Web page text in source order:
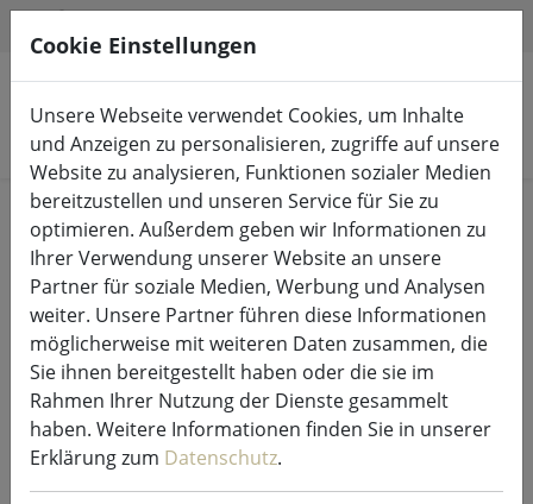
Produkte suchen
Start Lichterketten & Beleuchtung Lichterketten
Sirius Tech-Line Lichternetz
Erweiterung 168 LED warmweiß
außen 1,7 x 1,4 m schwarz
Cookie Einstellungen
Unsere Webseite verwendet Cookies, um Inhalte
und Anzeigen zu personalisieren, zugriffe auf unsere
Website zu analysieren, Funktionen sozialer Medien
bereitzustellen und unseren Service für Sie zu
optimieren. Außerdem geben wir Informationen zu
Ihrer Verwendung unserer Website an unsere
Partner für soziale Medien, Werbung und Analysen
weiter. Unsere Partner führen diese Informationen
möglicherweise mit weiteren Daten zusammen, die
Sie ihnen bereitgestellt haben oder die sie im
Rahmen Ihrer Nutzung der Dienste gesammelt
haben. Weitere Informationen finden Sie in unserer
Erklärung zum Datenschutz.